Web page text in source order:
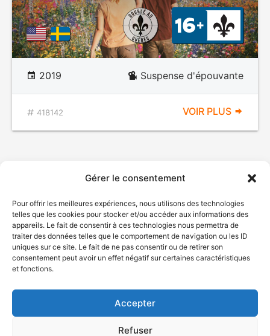
Gérer le consentement
Pour offrir les meilleures expériences, nous utilisons des technologies
telles que les cookies pour stocker et/ou accéder aux informations des
appareils. Le fait de consentir à ces technologies nous permettra de
traiter des données telles que le comportement de navigation ou les ID
uniques sur ce site. Le fait de ne pas consentir ou de retirer son
consentement peut avoir un effet négatif sur certaines caractéristiques
et fonctions.
Accepter
Refuser
2019 Suspense d'épouvante
418142 VOIR PLUS
© Gouvernement du Québec, 2026
Plan du site
Accessibilité
Accès à l'information
Déclaration de services